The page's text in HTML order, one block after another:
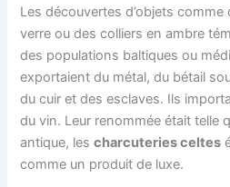
Les découvertes d’objets
verre ou des colliers en ambre
des populations baltiques ou
exportaient du métal, du bétail
du cuir et des esclaves. Ils
du vin. Leur renommée était telle
antique, lescharcuteries celtes
comme un produit de luxe.